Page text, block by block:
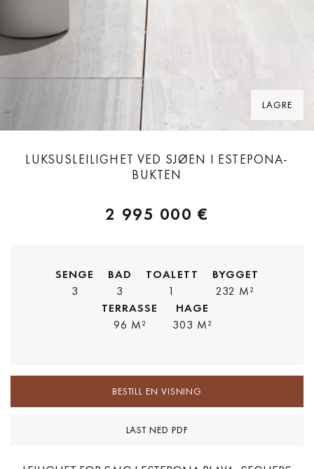
LAGRE
LUKSUSLEILIGHET VED SJØEN I ESTEPONA-
BUKTEN
2 995 000 €
SENGE
3
BAD
3
TOALETT
1
BYGGET
232 M²
TERRASSE
96 M²
HAGE
303 M²
BESTILL EN VISNING
LAST NED PDF